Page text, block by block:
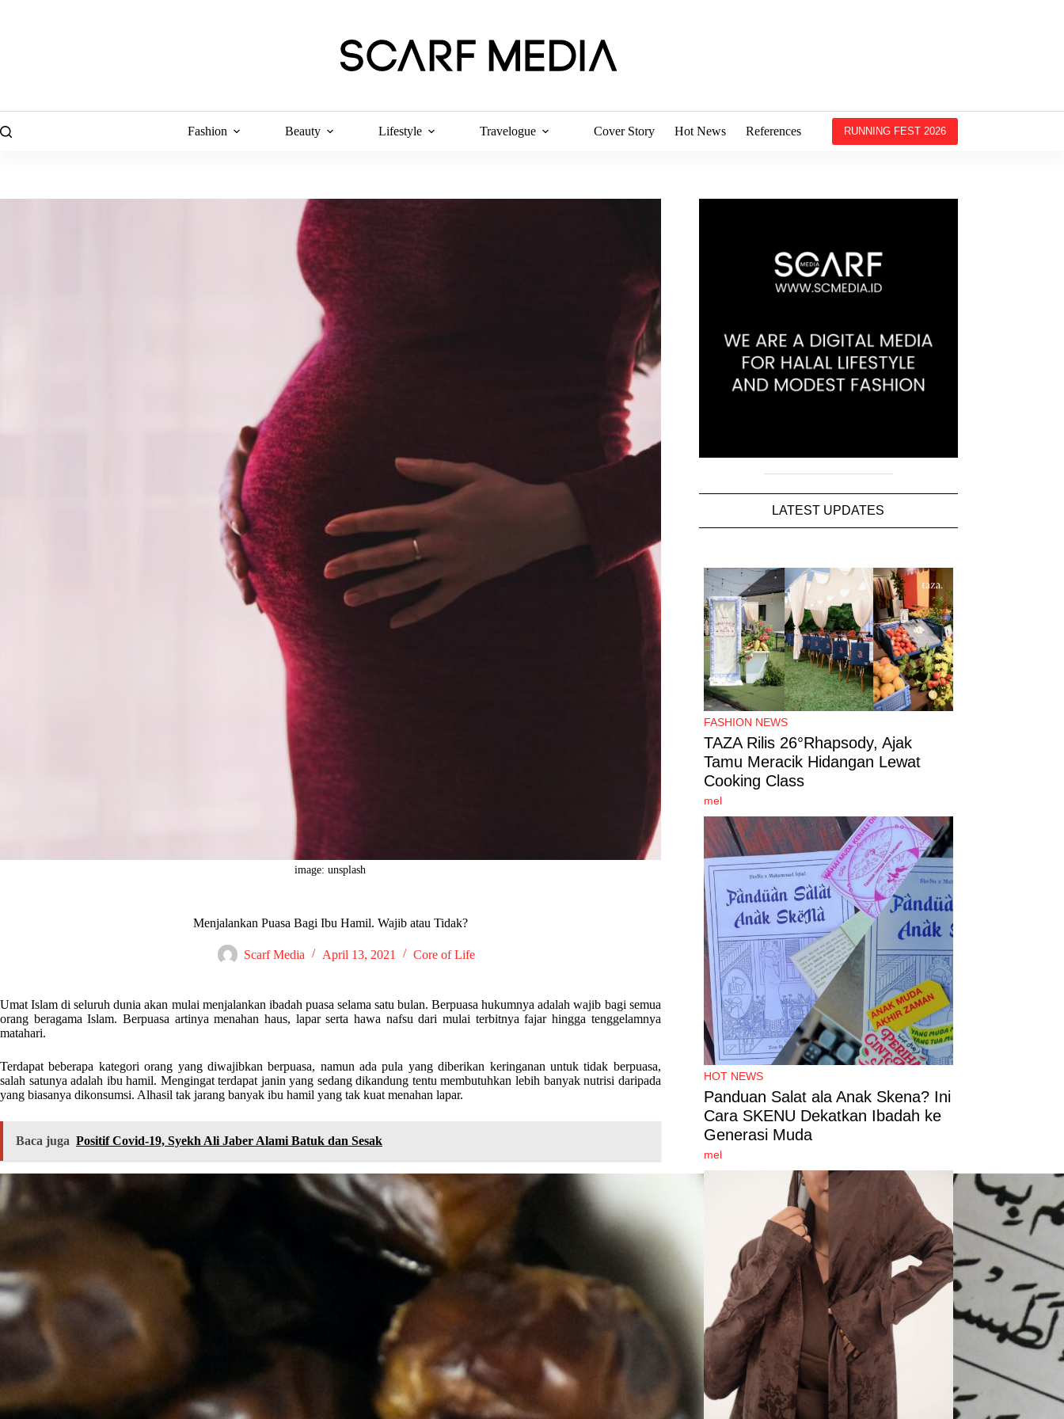
Fashion Beauty Lifestyle Travelogue Cover Story Hot News References RUNNING FEST 2026
image: unsplash
Menjalankan Puasa Bagi Ibu Hamil. Wajib atau Tidak?
Scarf Media April 13, 2021 Core of Life
Umat Islam di seluruh dunia akan mulai menjalankan ibadah puasa selama satu bulan. Berpuasa hukumnya adalah wajib bagi semua
orang beragama Islam. Berpuasa artinya menahan haus, lapar serta hawa nafsu dari mulai terbitnya fajar hingga tenggelamnya
matahari.
Terdapat beberapa kategori orang yang diwajibkan berpuasa, namun ada pula yang diberikan keringanan untuk tidak berpuasa,
salah satunya adalah ibu hamil. Mengingat terdapat janin yang sedang dikandung tentu membutuhkan lebih banyak nutrisi daripada
yang biasanya dikonsumsi. Alhasil tak jarang banyak ibu hamil yang tak kuat menahan lapar.
Baca juga Positif Covid-19, Syekh Ali Jaber Alami Batuk dan Sesak
LATEST UPDATES
FASHION NEWS
TAZA Rilis 26°Rhapsody, Ajak
Tamu Meracik Hidangan Lewat
Cooking Class
mel
HOT NEWS
Panduan Salat ala Anak Skena? Ini
Cara SKENU Dekatkan Ibadah ke
Generasi Muda
mel